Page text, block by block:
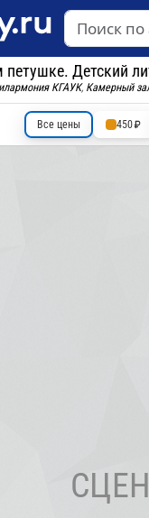
Детский
КГАУК, Камерный
Все цены 450